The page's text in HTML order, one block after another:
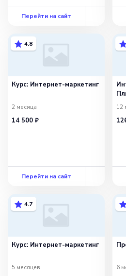
Перейти на сайт
4.8
Курс: Интернет-маркетинг
2 месяца
14 500 ₽
Перейти на сайт
12
4.7
Курс: Интернет-маркетинг
5 месяцев 6